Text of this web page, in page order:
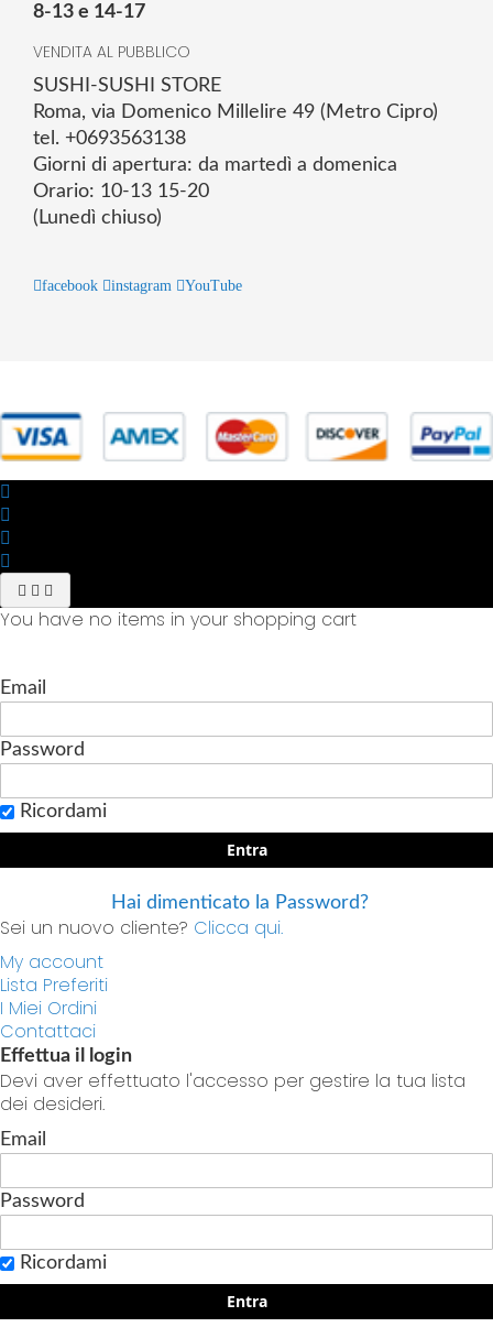
8-13 e 14-17
VENDITA AL PUBBLICO
SUSHI-SUSHI STORE
Roma, via Domenico Millelire 49 (Metro Cipro)
tel. +0693563138
Giorni di apertura: da martedì a domenica
Orario: 10-13 15-20
(Lunedì chiuso)
facebook instagram YouTube
You have no items in your shopping cart
Email
Password
Ricordami
Entra
Hai dimenticato la Password?
Sei un nuovo cliente? Clicca qui.
My account
Lista Preferiti
I Miei Ordini
Contattaci
Effettua il login
Devi aver effettuato l'accesso per gestire la tua lista
dei desideri.
Email
Password
Ricordami
Entra